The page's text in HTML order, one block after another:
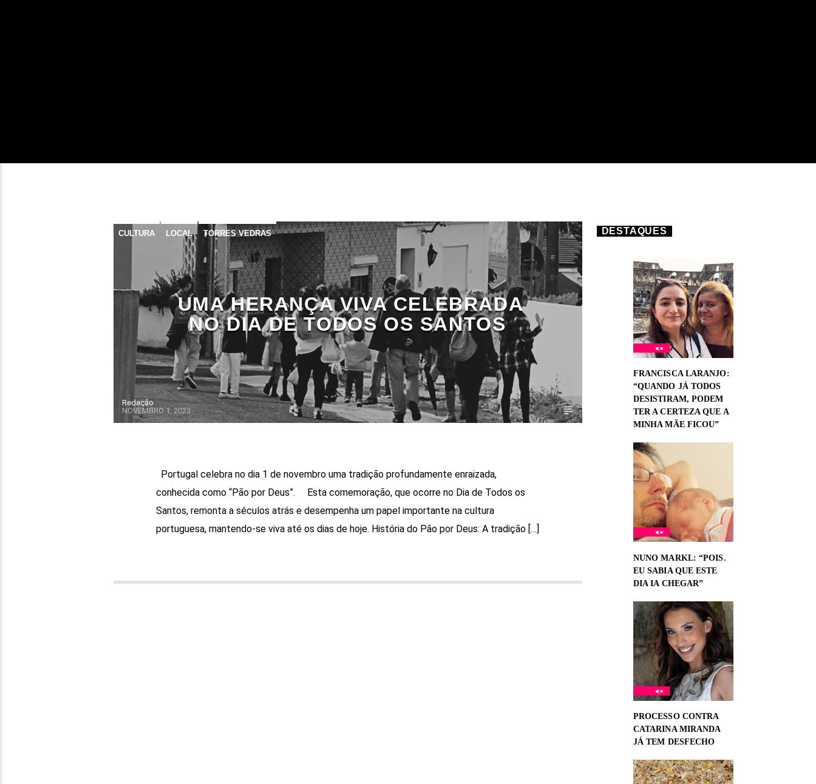
CULTURA LOCAL TORRES VEDRAS
UMA HERANÇA VIVA CELEBRADA
NO DIA DE TODOS OS SANTOS
Redação
NOVEMBRO 1, 2023
Portugal celebra no dia 1 de novembro uma tradição profundamente enraizada,
conhecida como “Pão por Deus”. Esta comemoração, que ocorre no Dia de Todos os
Santos, remonta a séculos atrás e desempenha um papel importante na cultura
portuguesa, mantendo-se viva até os dias de hoje. História do Pão por Deus: A tradição […]
DESTAQUES
FRANCISCA LARANJO:
“QUANDO JÁ TODOS
DESISTIRAM, PODEM
TER A CERTEZA QUE A
MINHA MÃE FICOU”
NUNO MARKL: “POIS.
EU SABIA QUE ESTE
DIA IA CHEGAR”
PROCESSO CONTRA
CATARINA MIRANDA
JÁ TEM DESFECHO